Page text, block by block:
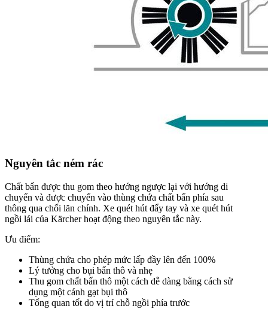
Nguyên tắc ném rác
Chất bẩn được thu gom theo hướng ngược lại với hướng di
chuyển và được chuyển vào thùng chứa chất bẩn phía sau
thông qua chổi lăn chính. Xe quét hút đẩy tay và xe quét hút
ngồi lái của Kärcher hoạt động theo nguyên tắc này.
Ưu điểm:
Thùng chứa cho phép mức lấp đầy lên đến 100%
Lý tưởng cho bụi bẩn thô và nhẹ
Thu gom chất bẩn thô một cách dễ dàng bằng cách sử
dụng một cánh gạt bụi thô
Tổng quan tốt do vị trí chỗ ngồi phía trước